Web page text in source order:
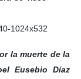
la muerte de la
Eusebio Díaz